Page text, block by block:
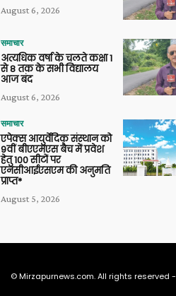
August 6, 2026
समाचार
अत्यधिक वर्षा के चलते कक्षा 1
से 8 तक के सभी विद्यालय
आज बंद
August 6, 2026
समाचार
एपेक्स आयुर्वेदिक संस्थान को
9वीं बीएएमएस बैच में प्रवेश
हेतु 100 सीटों पर
एनसीआईएसएम की अनुमति
प्राप्त*
August 5, 2026
© Mirzapurnews.com. All rights reserved -